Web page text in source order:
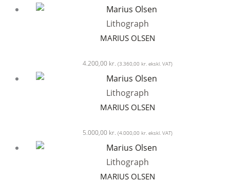
Lithograph
MARIUS OLSEN
4.200,00 kr. (3.360,00 kr.ekskl. VAT)
Lithograph
MARIUS OLSEN
5.000,00 kr. (4.000,00 kr.ekskl. VAT)
Lithograph
MARIUS OLSEN